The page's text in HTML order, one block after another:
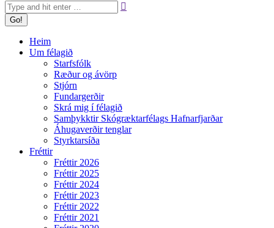
Heim
Um félagið
Starfsfólk
Ræður og ávörp
Stjórn
Fundargerðir
Skrá mig í félagið
Samþykktir Skógræktarfélags Hafnarfjarðar
Áhugaverðir tenglar
Styrktarsíða
Fréttir
Fréttir 2026
Fréttir 2025
Fréttir 2024
Fréttir 2023
Fréttir 2022
Fréttir 2021